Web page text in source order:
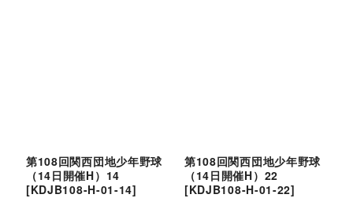
第108回関西団地少年野球
（14日開催H）14
[KDJB108-H-01-14]
第108回関西団地少年野球
（14日開催H）22
[KDJB108-H-01-22]